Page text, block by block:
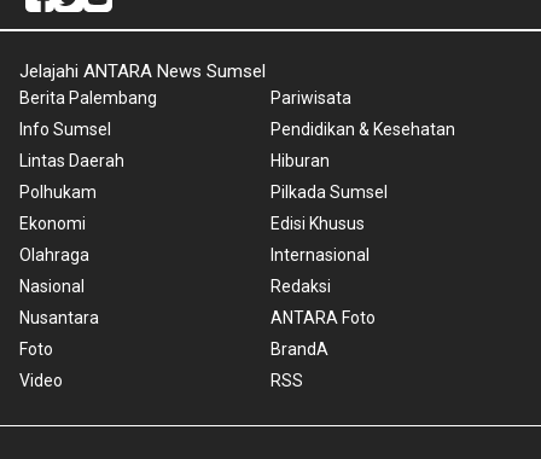
Jelajahi ANTARA News Sumsel
Berita Palembang
Info Sumsel
Lintas Daerah
Polhukam
Ekonomi
Olahraga
Nasional
Nusantara
Foto
Video
Pariwisata
Pendidikan & Kesehatan
Hiburan
Pilkada Sumsel
Edisi Khusus
Internasional
Redaksi
ANTARA Foto
BrandA
RSS